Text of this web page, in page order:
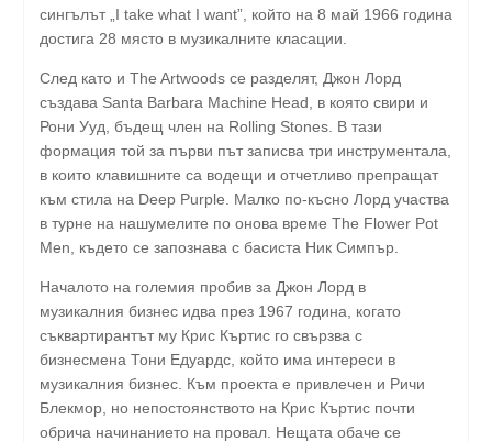
сингълът „I take what I want”, който на 8 май 1966 година
достига 28 място в музикалните класации.
След като и The Artwoods се разделят, Джон Лорд
създава Santa Barbara Machine Head, в която свири и
Рони Ууд, бъдещ член на Rolling Stones. В тази
формация той за първи път записва три инструментала,
в които клавишните са водещи и отчетливо препращат
към стила на Deep Purple. Малко по-късно Лорд участва
в турне на нашумелите по онова време The Flower Pot
Men, където се запознава с басиста Ник Симпър.
Началото на големия пробив за Джон Лорд в
музикалния бизнес идва през 1967 година, когато
съквартирантът му Крис Къртис го свързва с
бизнесмена Тони Едуардс, който има интереси в
музикалния бизнес. Към проекта е привлечен и Ричи
Блекмор, но непостоянството на Крис Къртис почти
обрича начинанието на провал. Нещата обаче се